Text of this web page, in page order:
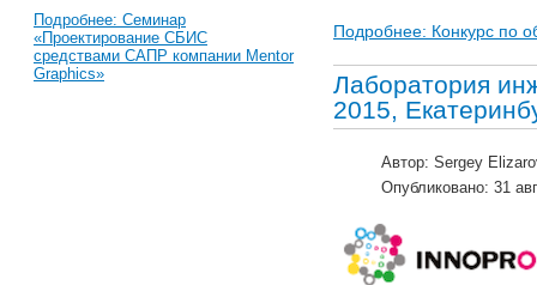
Подробнее: Cеминар
«Проектирование СБИС
средствами САПР компании Mentor
Graphics»
Подробнее: Конкурс по
Лаборатория
2015,
Автор: Sergey
Опубликовано: 31